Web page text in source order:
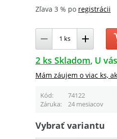
Zľava 3 % po registrácii
2 ks Skladom U
Mám záujem o viac ks,
Kód 74122
Záruka
24 mesiacov
Vybrať variantu